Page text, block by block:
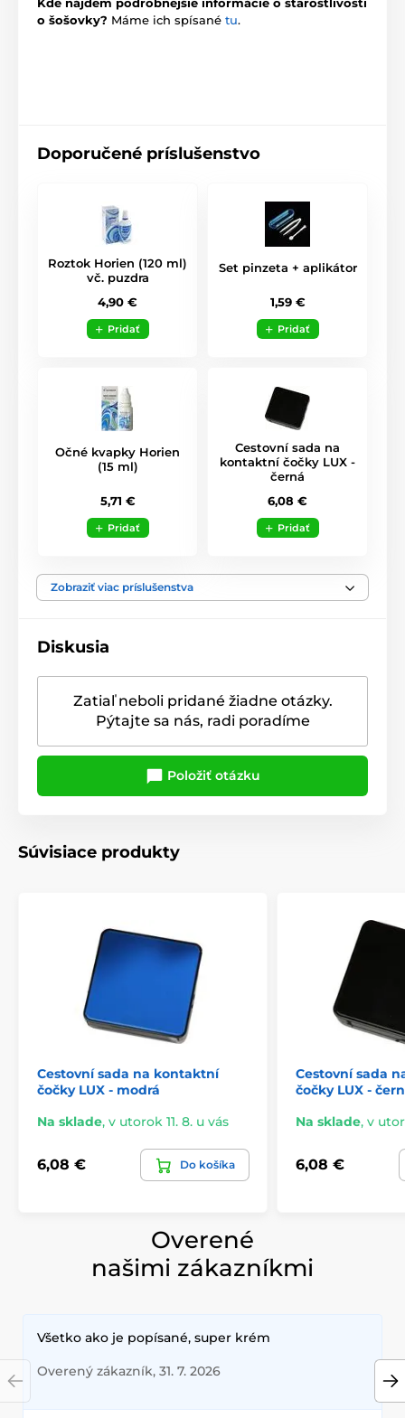
o šošovky? Máme ich spísané tu.
Doporučené príslušenstvo
Roztok Horien (120 ml)
vč. puzdra
4,90 €
Pridať
Set pinzeta + aplikátor
1,59 €
Pridať
Očné kvapky Horien
(15 ml)
5,71 €
Pridať
Cestovní sada na
kontaktní čočky LUX -
černá
6,08 €
Pridať
Zobraziť viac príslušenstva
Diskusia
Zatiaľ neboli pridané žiadne otázky.
Pýtajte sa nás, radi poradíme
Položiť otázku
Súvisiace produkty
Cestovní sada na kontaktní
čočky LUX - modrá
Na sklade, v utorok 11. 8. u vás
6,08 € Do košíka
Cestovní sada
čočky LUX -
Na sklade, v
6,08 €
Overené
našimi zákazníkmi
Všetko ako je popísané, super krém
Overený zákazník, 31. 7. 2026